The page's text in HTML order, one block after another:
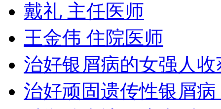
戴礼 主任医师
王金伟 住院医师
治好银屑病的女强人
治好顽固遗传性银屑